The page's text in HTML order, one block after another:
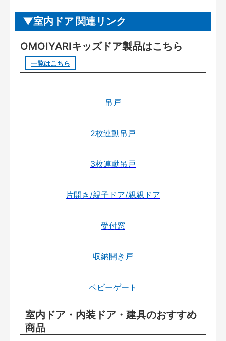
室内ドア 関連リンク
OMOIYARIキッズドア製品はこちら
一覧はこちら
吊戸
2枚連動吊戸
3枚連動吊戸
片開き/親子ドア/親親ドア
受付窓
収納開き戸
ベビーゲート
室内ドア・内装ドア・建具のおすすめ
商品